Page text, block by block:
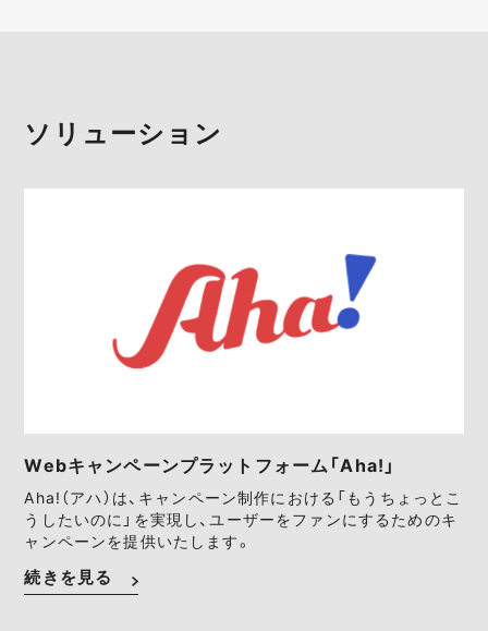
ソリューション
Webキャンペーンプラットフォーム「Aha!」
Aha!（アハ）は、キャンペーン制作における「もうちょっとこ
うしたいのに」を実現し、ユーザーをファンにするためのキ
ャンペーンを提供いたします。
続きを見る